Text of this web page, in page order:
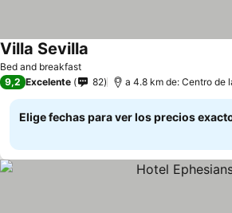
Bed and breakfast
Villa Sevilla
9,2 Excelente 82 a 4.8 km de: Centro de
Elige fechas para ver los precios